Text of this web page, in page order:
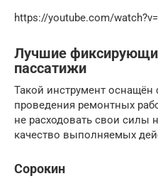
https://youtube.com/
Лучшие
пассатижи
Такой инструмент
проведения ремонтных
не расходовать свои силы
качество выполняемых
Сорокин